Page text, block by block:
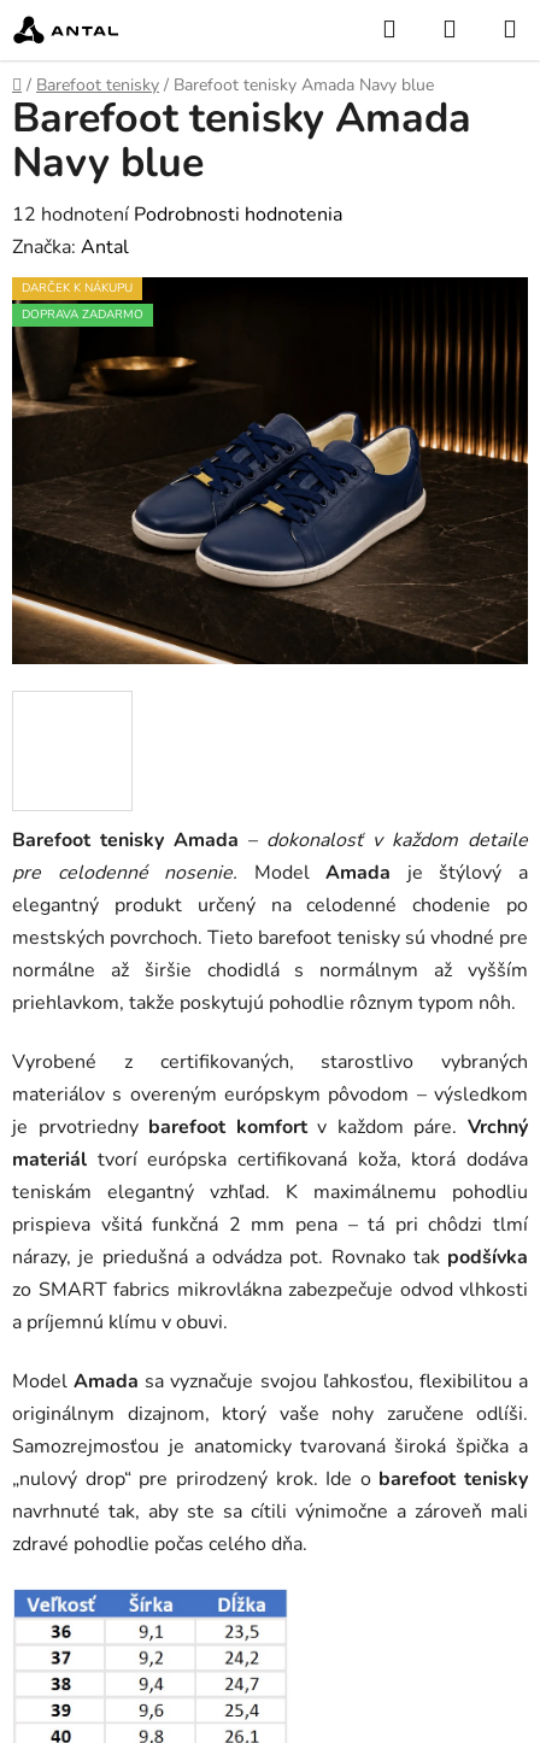
Prejsť
na
obsah
Hľadať
KOŠÍK
Domov
/ Barefoot tenisky / Barefoot tenisky Amada Navy blue
Barefoot tenisky Amada – dokonalosť v každom detaile
pre celodenné nosenie. ModelAmada je štýlový a
elegantný produkt určený na celodenné chodenie po
mestských povrchoch. Tieto barefoot tenisky sú vhodné pre
normálne až širšie chodidlá s normálnym až vyšším
priehlavkom, takže poskytujú pohodlie rôznym typom nôh.
Vyrobené z certifikovaných, starostlivo vybraných
materiálov s overeným európskym pôvodom – výsledkom
je prvotriedny barefoot komfortv každom páre.Vrchný
materiál tvorí európska certifikovaná koža, ktorá dodáva
teniskám elegantný vzhľad. K maximálnemu pohodliu
prispieva všitá funkčná 2 mm pena – tá pri chôdzi tlmí
nárazy, je priedušná a odvádza pot. Rovnako tak podšívka
zo SMART fabrics mikrovlákna zabezpečuje odvod vlhkosti
a príjemnú klímu v obuvi.
ModelAmada sa vyznačuje svojou ľahkosťou, flexibilitou a
originálnym dizajnom, ktorý vaše nohy zaručene odlíši.
Samozrejmosťou je anatomicky tvarovaná široká špička a
„nulový drop“ pre prirodzený krok. Ide o barefoot tenisky
navrhnuté tak, aby ste sa cítili výnimočne a zároveň mali
zdravé pohodlie počas celého dňa.
Barefoot tenisky Amada
Navy blue
Priemerné
hodnotenie
produktu
je
4,6
5
hviezdičiek.
12 hodnotení Podrobnosti hodnotenia
Značka: Antal
DARČEK K NÁKUPU
DOPRAVA ZADARMO